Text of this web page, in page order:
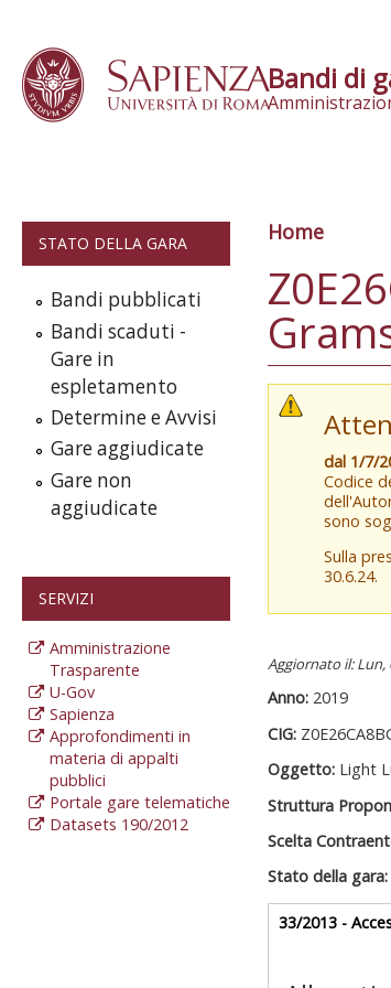
Bandi di
STATO DELLA GARA
Bandi pubblicati
Bandi scaduti -
Gare in
espletamento
Determine e Avvisi
Gare aggiudicate
Gare non
aggiudicate
SERVIZI
Amministrazione
Trasparente
U-Gov
Sapienza
Approfondimenti in
materia di appalti
pubblici
Portale gare telematiche
Datasets 190/2012
Tu sei
Home
dal 1/7/
Codice
sono
Sulla
30.6.24.
Aggiornato il: Lun,
Anno: 2019
CIG:
Oggetto: Light
Struttura
Scelta
Stato della gara:
Gare
33/2013 -